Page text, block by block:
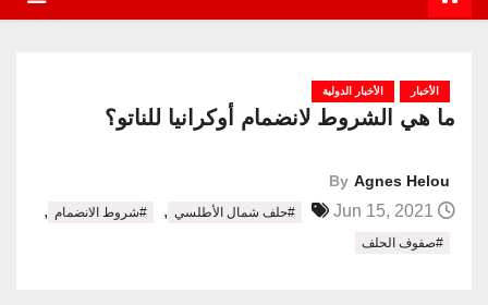
الأخبار الأخبار الدولية
ما هي الشروط لانضمام أوكرانيا للناتو؟
By Agnes Helou
#حلف شمال الأطلسي , #شروط الانضمام ,
#صفوف الحلف